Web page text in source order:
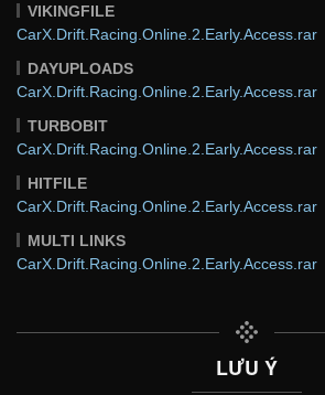
VIKINGFILE
CarX.Drift.Racing.Online.2.Early.Access.rar
DAYUPLOADS
CarX.Drift.Racing.Online.2.Early.Access.rar
TURBOBIT
CarX.Drift.Racing.Online.2.Early.Access.rar
HITFILE
CarX.Drift.Racing.Online.2.Early.Access.rar
MULTI LINKS
CarX.Drift.Racing.Online.2.Early.Access.rar
LƯU Ý